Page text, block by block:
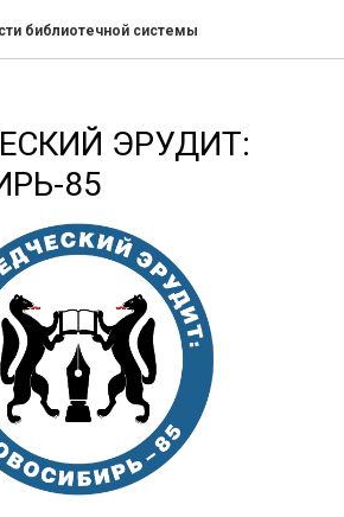
библиотечной системы
ЭРУДИТ:
85